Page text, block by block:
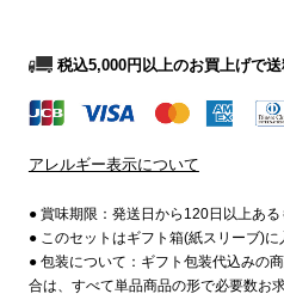
税込5,000円以上のお買上げで
アレルギー表示について
● 賞味期限：発送日から120日以上ある
● このセットはギフト箱(紙スリーブ)に
● 包装について：ギフト包装代込みの
合は、すべて単品商品の形で必要数お